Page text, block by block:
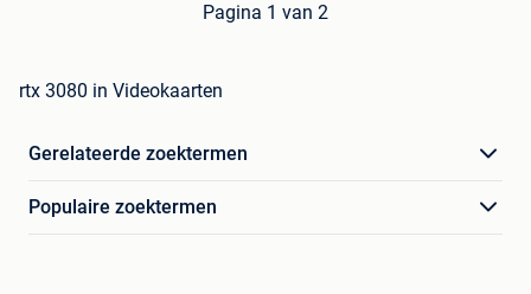
Pagina 1 van 2
rtx 3080 in Videokaarten
Gerelateerde zoektermen
Populaire zoektermen